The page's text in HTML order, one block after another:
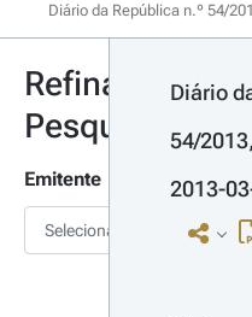
Diário da República n.º 54/
Refinar
Pesquisa
Emitente
Selecionar
Diário
54/
2013-